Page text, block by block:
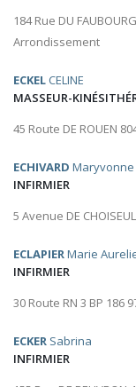
184 Rue DU
Arrondissement
ECKEL CELINE
MASSEUR-
45 Route DE ROUEN
ECHIVARD Maryvonne
INFIRMIER
5 Avenue DE
ECLAPIERMarie
INFIRMIER
30 Route RN 3 BP 186
ECKER Sabrina
INFIRMIER